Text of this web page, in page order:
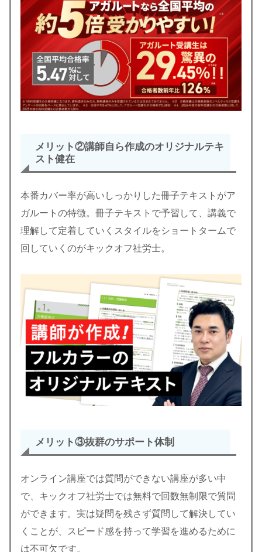
メリット②講師自ら作成のオリジナルテキ
スト健在
本番カバー率が高いしっかりした冊子テキストがア
ガルートの特徴。冊子テキストで予習して、講義で
理解して定着していくスタイルをショートタームで
回していくのがキックオフ社労士。
メリット③抜群のサポート体制
オンライン講座では質問ができない講座が多い中
で、キックオフ社労士では無料で回数無制限で質問
ができます。実は疑問を残さず質問して解決してい
くことが、スピード感を持って学習を進めるために
は不可欠です。